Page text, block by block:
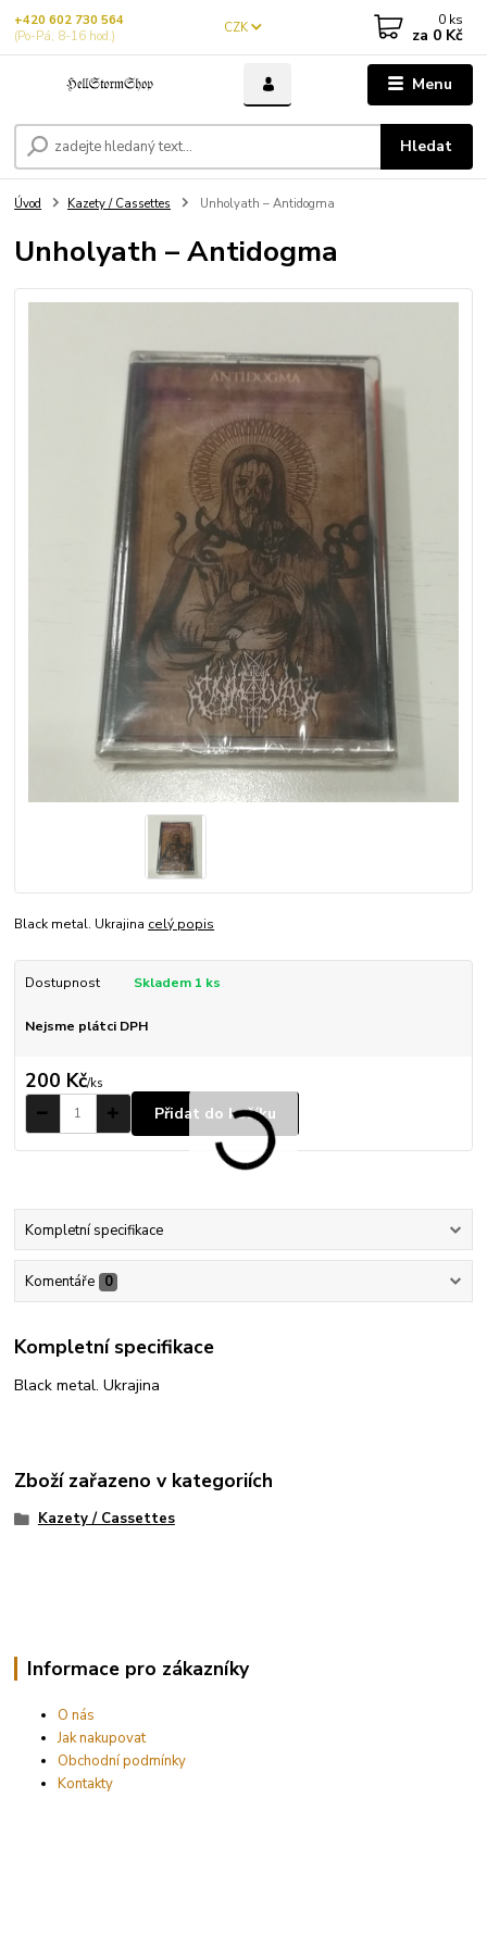
Menu
CZK
Hledat
+420 602 730 564
(Po-Pá, 8-16 hod.)
0 ks
za 0 Kč
Úvod Kazety / Cassettes Unholyath – Antidogma
Unholyath – Antidogma
Black metal. Ukrajina celý popis
Dostupnost Skladem 1 ks
Nejsme plátci DPH
200 Kč/ks
Přidat do košíku
Kompletní specifikace
Komentáře 0
Kompletní specifikace
Black metal. Ukrajina
Zboží zařazeno v kategoriích
Kazety / Cassettes
Informace pro zákazníky
O nás
Jak nakupovat
Obchodní podmínky
Kontakty